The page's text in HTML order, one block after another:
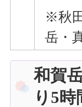
※秋
岳・
和賀
り5時